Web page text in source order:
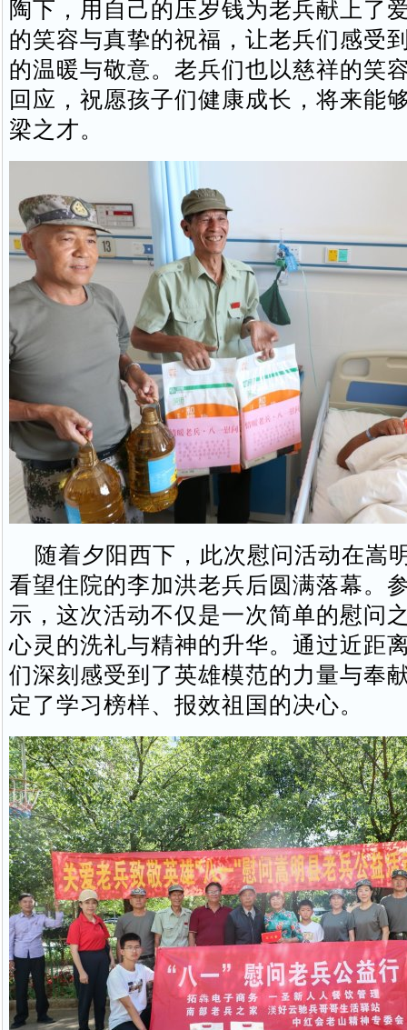
陶下，用自己的压岁钱为老兵献上了
的笑容与真挚的祝福，让老兵们感受
的温暖与敬意。老兵们也以慈祥的笑
回应，祝愿孩子们健康成长，将来能
梁之才。
随着夕阳西下，此次慰问活动在嵩
看望住院的李加洪老兵后圆满落幕。
示，这次活动不仅是一次简单的慰问
心灵的洗礼与精神的升华。通过近距
们深刻感受到了英雄模范的力量与奉
定了学习榜样、报效祖国的决心。